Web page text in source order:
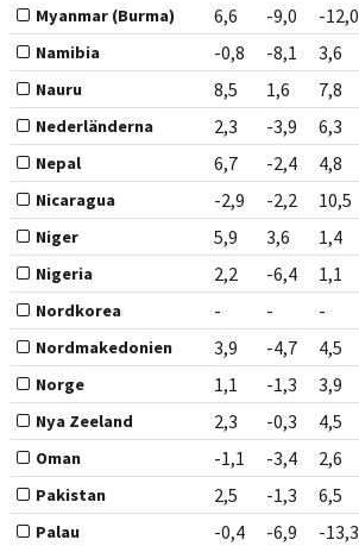
Myanmar (Burma) 6,6 -9,0 -12,0
Namibia -0,8 -8,1 3,6
Nauru 8,5 1,6 7,8
Nederländerna 2,3 -3,9 6,3
Nepal 6,7 -2,4 4,8
Nicaragua -2,9 -2,2 10,5
Niger 5,9 3,6 1,4
Nigeria 2,2 -6,4 1,1
Nordkorea - - -
Nordmakedonien 3,9 -4,7 4,5
Norge 1,1 -1,3 3,9
Nya Zeeland 2,3 -0,3 4,5
Oman -1,1 -3,4 2,6
Pakistan 2,5 -1,3 6,5
Palau -0,4 -6,9 -13,3